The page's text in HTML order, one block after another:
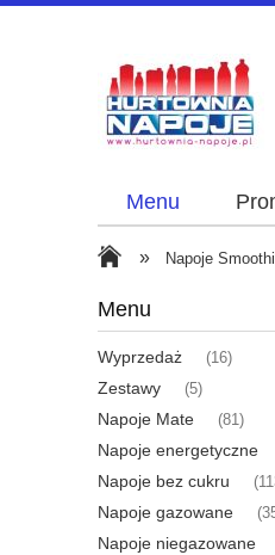
Menu
» Napoje
Menu
Wyprzedaż (16)
Zestawy (5)
Napoje Mate (81)
Napoje energetyczne
Napoje bez cukru
Napoje gazowane
Napoje niegazowane